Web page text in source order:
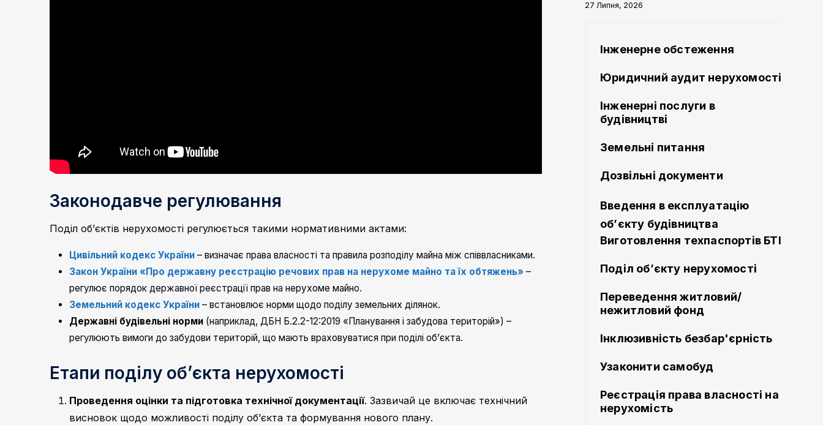
Законодавче регулювання
Поділ об’єктів нерухомості регулюється такими нормативними актами:
Цивільний кодекс України – визначає права власності та правила розподілу майна між співвласниками.
Закон України «Про державну реєстрацію речових прав на нерухоме майно та їх обтяжень» –
регулює порядок державної реєстрації прав на нерухоме майно.
Земельний кодекс України – встановлює норми щодо поділу земельних ділянок.
Державні будівельні норми (наприклад, ДБН Б.2.2-12:2019 «Планування і забудова територій») –
регулюють вимоги до забудови територій, що мають враховуватися при поділі об’єкта.
Етапи поділу об’єкта нерухомості
Проведення оцінки та підготовка технічної документації. Зазвичай це включає технічний
висновок щодо можливості поділу об’єкта та формування нового плану.
27 Липня, 2026
Інженерне обстеження
Юридичний аудит нерухомості
Інженерні послуги в
будівництві
Земельні питання
Дозвільні документи
Введення в експлуатацію
об’єкту будівництва
Виготовлення техпаспортів БТІ
Поділ об’єкту нерухомості
Переведення житловий/
нежитловий фонд
Інклюзивність безбар'єрність
Узаконити самобуд
Реєстрація права власності на
нерухомість